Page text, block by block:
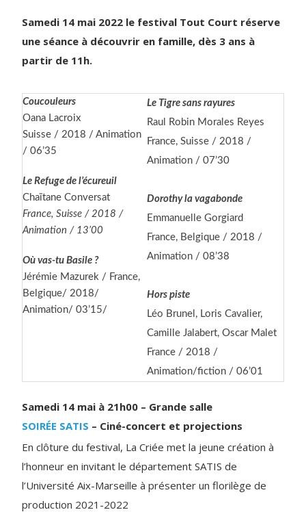
Samedi 14 mai 2022 le festival Tout Court réserve
une séance à découvrir en famille, dès 3 ans à
partir de 11h.
Coucouleurs
Oana Lacroix
Suisse / 2018 / Animation
/ 06’35
Le Refuge de l’écureuil
Chaïtane Conversat
France, Suisse / 2018 /
Animation / 13’00
Où vas-tu Basile ?
Jérémie Mazurek / France,
Belgique/ 2018/
Animation/ 03’15/
Le Tigre sans rayures
Raul Robin Morales Reyes
France, Suisse / 2018 /
Animation / 07’30
Dorothy la vagabonde
Emmanuelle Gorgiard
France, Belgique / 2018 /
Animation / 08’38
Hors piste
Léo Brunel, Loris Cavalier,
Camille Jalabert, Oscar Malet
France / 2018 /
Animation/fiction / 06’01
Samedi 14 mai à 21h00 – Grande salle
SOIRÉE SATIS – Ciné-concert et projections
En clôture du festival, La Criée met la jeune création à
l’honneur en invitant le département SATIS de
l’Université Aix-Marseille à présenter un florilège de
production 2021-2022